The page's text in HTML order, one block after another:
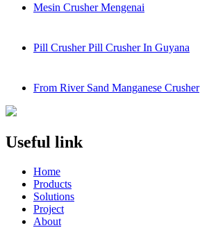
Mesin Crusher Mengenai
Pill Crusher Pill Crusher In Guyana
From River Sand Manganese Crusher
Useful link
Home
Products
Solutions
Project
About